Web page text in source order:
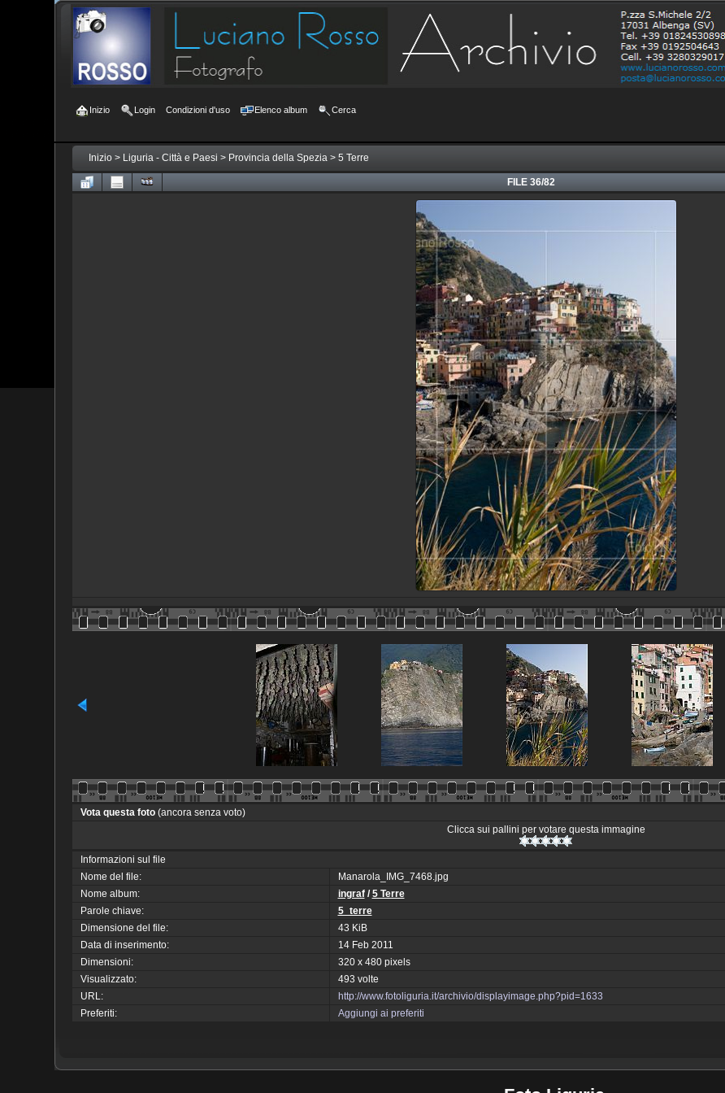
Inizio Login Condizioni d'uso Elenco album Cerca
Inizio> Liguria - Città e Paesi > Provincia della Spezia> 5 Terre
FILE 36/82
Vota questa foto (ancora senza voto)
Clicca sui pallini per votare questa immagine
Informazioni sul file
Nome del file:
Manarola_IMG_7468.jpg
Nome album:
ingraf/5 Terre
Parole chiave:
5_terre
Dimensione del file:
43 KiB
Data di inserimento:
14 Feb 2011
Dimensioni:
320 x 480 pixels
Visualizzato:
493 volte
URL:
http://www.fotoliguria.it/archivio/displayimage.php?pid=1633
Preferiti:
Aggiungi ai preferiti